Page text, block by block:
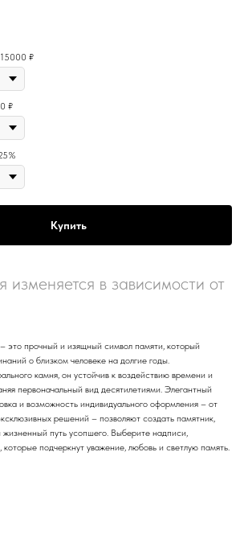
15000 ₽
₽
Купить
изменяется в зависимости от
– это прочный и изящный символ памяти, который
о близком человеке на долгие годы.
камня, он устойчив к воздействию времени и
первоначальный вид десятилетиями. Элегантный
и возможность индивидуального оформления – от
решений – позволяют создать памятник,
путь усопшего. Выберите надписи,
подчеркнут уважение, любовь и светлую память.